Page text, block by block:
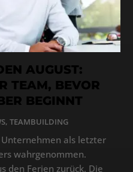
AUGUST:
TEAM, BEVOR
BEGINNT
, TEAMBUILDING
als letzter
wahrgenommen.
den Ferien zurück. Die